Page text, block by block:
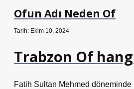
Ofun Adı Neden Of
Tarih: Ekim 10, 2024
Trabzon Of
Fatih Sultan Mehmed döneminde